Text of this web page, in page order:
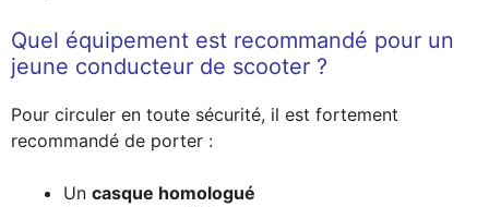
Quel équipement est recommandé pour un
jeune conducteur de scooter ?
Pour circuler en toute sécurité, il est fortement
recommandé de porter :
Un casque homologué